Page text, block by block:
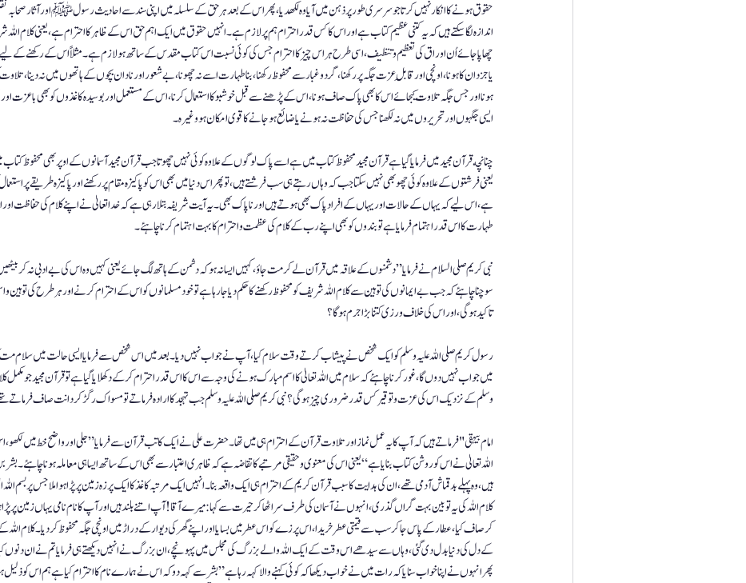
حقوق ہونے کا انکار نہیں کرتا جو سرسری طور پر ذہن میں آیا وہ لکھدیا ، پھر اس کے بعد ہر حق کے سلسلہ میں اپنی سند سے احادیث رسول ﷺ اور آثار
اندازہ لگا سکتے ہیں کہ یہ کتنی عظیم کتاب ہے اور اس کا کس قدر احترام ہم پر لازم ہے۔ انہیں حقوق میں ایک اہم حق اس کے ظاہر کا احترام ہے، یعنی کلام
چھا پا جائے  اُن اوراق  کی تعظیم و تنظیف ، اسی طرح ہر اس چیز کا احترام جس کی کوئی نسبت اس کتاب مقدس کے ساتھ ہو لازم ہے ۔ مثلاً اس کے رکھنے
یا جزدان کا ہونا ، اونچی اور قابلِ عزت جگہ پر رکھنا، گرد و غبار سے محفوظ رکھنا، بنا طہارت اسے نہ چھونا، بے شعور اور نادان بچوں کے ہاتھوں میں نہ
ہونا اور جس جگہ تلاوت کیجائے اس کا بھی پاک صاف ہونا، اس کے پڑھنے سے قبل خوشبو کا استعمال کرنا، اس کے مستعمل اور بوسیدہ کاغذوں کو بھی باعزت اور
ایسی جگہوں اور تحریروں میں نہ لکھنا جس کی حفاظت نہ ہونے یا ضائع ہو جانے کا قوی   امکان ہو وغیرہ۔
چنانچه قرآن مجید میں فرمایا گیا ہے قرآن مجید محفوظ کتاب میں ہے اسے پاک لوگوں کے علاوہ کوئی نہیں چھوتا جب قرآن مجید آسمانوں کے اوپر بھی محفوظ
یعنی فرشتوں کے علاوہ کوئی چھو بھی نہیں سکتا جب کہ وہاں رہتے ہی سب فرشتے ہیں ، تو پھر اس دنیا میں بھی اس کو پاکیزہ مقام پر رکھنے اور پاکیزہ طریقے پر
ہے، اس لیے کہ یہاں کے حالات اور یہاں کے افراد پاک بھی ہوتے ہیں اور نا پاک بھی۔ یہ آیت شریفہ بتلا رہی ہے کہ خدا تعالیٰ نے اپنے کلام کی حفاظت
طہارت کا اس قدر اہتمام فرمایا ہے تو بندوں کو بھی اپنے رب کے کلام کی عظمت واحترام کا بہت اہتمام کرنا چاہئے ۔
نبی کریم صلی السلام نے فرمایا ” دشمنوں کے علاقہ میں قرآن لے کر مت جاؤ ، کہیں ایسا نہ ہو کہ دشمن کے ہاتھ لگ جائے یعنی کہیں وہ اس کی بے ادبی نہ کر
سوچنا چاہئے کہ جب بے ایمانوں کی تو ہین سے کلام اللہ شریف کو محفوظ رکھنے کا حکم دیا جا رہا ہے تو خود مسلمانوں کو اس کے احترام کرنے اور ہر طرح کی
تاکید ہوگی ،  اور اس کی خلاف ورزی کتنا بڑا جرم ہوگا ؟
رسول کریم صلی اللہ علیہ وسلم کو ایک شخص نے پیشاب کرتے وقت سلام کیا، آپ نے جواب نہیں دیا۔ بعد میں اس شخص سے فرمایا ایسی حالت میں سلام مت
میں جواب نہیں دوں گا ، غور کرنا چاہئے کہ سلام میں اللہ تعالیٰ کا اسم مبارک ہونے کی وجہ سے اس کا اس قدر احترام کر کے دکھلایا گیا ہے تو قرآن مجید جو مکمل
وسلم کے نزدیک اس کی عزت و توقیر کس قدر ضروری چیز ہوگی ؟ نبی کریم صلی اللہ علیہ وسلم جب تہجد کا ارادہ فرماتے تو مسواک رگڑ کر دانت صاف فرماتے
امام بیہقی " فرماتے ہیں کہ آپ کا یہ عمل نماز اور تلاوت قرآن کے احترام ہی میں تھا۔ حضرت علی نے ایک کا تب قرآن سے فرمایا ”جلی اور واضح خط میں لکھو،
اللہ تعالیٰ نے اس کو روشن کتاب بنایا ہے “ یعنی اس کی معنوی و حقیقی مرتبے کا تقاضہ ہے کہ ظاہری اعتبار سے بھی اس کے ساتھ ایسا ہی معاملہ ہونا
ہیں ، وہ پہلے بد قماش آدمی تھے، ان کی ہدایت کا سبب قرآن کریم کے احترام ہی ایک واقعہ بنا۔ انہیں ایک مرتبہ کاغذ کا ایک پرزہ زمین پر پڑا ہوا ملا جس پر بسم اللہ
کلام اللہ کی یہ تو بین بہت گراں گذری ، انہوں نے آسمان کی طرف سر اٹھا کر حیرت سے کہا: میرے آقا ! آپ اتنے بلند ہیں اور آپ کا نام نامی یہاں زمین پر
کر صاف کیا ، عطار کے پاس جا کر سب سے قیمتی عطر خریدا، اس پرزے کو اس عطر میں بسایا اور اپنے گھر کی دیوار کے دراڑ میں اونچی جگہ محفوظ کر دیا۔ کلام
کے دل کی دنیا بدل دی گئی ، وہاں سے سیدھے اس وقت کے ایک اللہ والے بزرگ کی مجلس میں پہونچے ، ان بزرگ نے انہیں دیکھتے ہی فرمایا تم نے ان  دنوں
پھر انہوں نے اپنا خواب سنایا کہ رات میں نے خواب دیکھا کہ کوئی کہنے والا کہہ رہا ہے ”بشر سے کہہ دو کہ اس نے ہمارے نام کا احترام کیا ہے ہم اس کو ذلیل